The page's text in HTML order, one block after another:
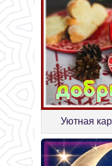
Уютная